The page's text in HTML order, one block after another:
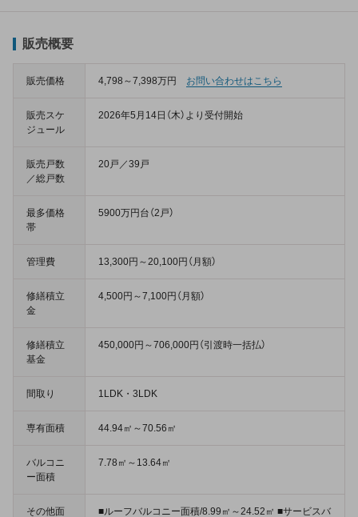
販売概要
販売価格 4,798～7,398万円 お問い合わせはこちら
販売スケ
ジュール
2026年5月14日（木）より受付開始
販売戸数
／総戸数
20戸／39戸
最多価格
帯
5900万円台（2戸）
管理費 13,300円～20,100円（月額）
修繕積立
金
4,500円～7,100円（月額）
修繕積立
基金
450,000円～706,000円（引渡時一括払）
間取り 1LDK・3LDK
専有面積 44.94㎡～70.56㎡
バルコニ
ー面積
7.78㎡～13.64㎡
その他面 ■ルーフバルコニー面積/8.99㎡～24.52㎡ ■サービスバ